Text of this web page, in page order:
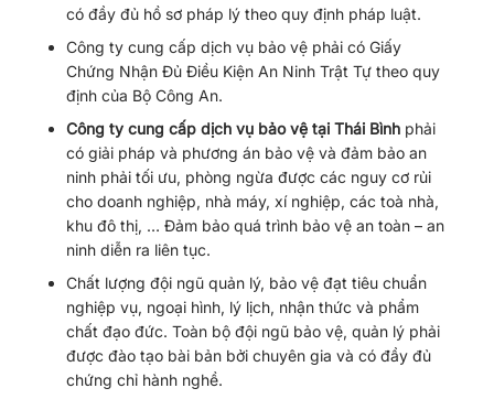
có đầy đủ hồ sơ pháp lý theo quy định pháp luật.
Công ty cung cấp dịch vụ bảo vệ phải có Giấy
Chứng Nhận Đủ Điều Kiện An Ninh Trật Tự theo quy
định của Bộ Công An.
Công ty cung cấp dịch vụ bảo vệ tại Thái Bình phải
có giải pháp và phương án bảo vệ và đảm bảo an
ninh phải tối ưu, phòng ngừa được các nguy cơ rủi
cho doanh nghiệp, nhà máy, xí nghiệp, các toà nhà,
khu đô thị, … Đảm bảo quá trình bảo vệ an toàn – an
ninh diễn ra liên tục.
Chất lượng đội ngũ quản lý, bảo vệ đạt tiêu chuẩn
nghiệp vụ, ngoại hình, lý lịch, nhận thức và phẩm
chất đạo đức. Toàn bộ đội ngũ bảo vệ, quản lý phải
được đào tạo bài bản bởi chuyên gia và có đầy đủ
chứng chỉ hành nghề.